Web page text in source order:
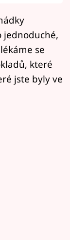
jednoduché,
se
které
jste byly ve